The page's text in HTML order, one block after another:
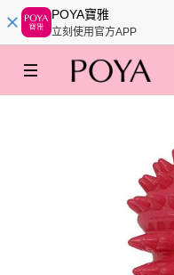
POYA寶雅
立刻使用官方APP